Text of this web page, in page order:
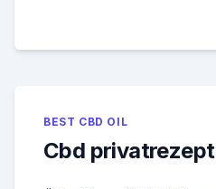
BEST CBD OIL
Cbd privatrezept